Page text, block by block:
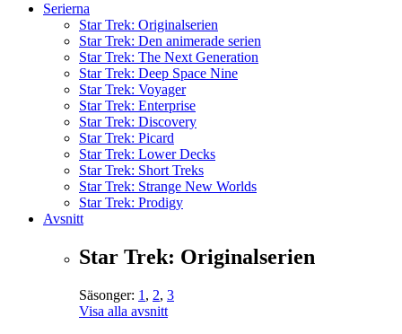
Serierna
Star Trek: Originalserien
Star Trek: Den animerade serien
Star Trek: The Next Generation
Star Trek: Deep Space Nine
Star Trek: Voyager
Star Trek: Enterprise
Star Trek: Discovery
Star Trek: Picard
Star Trek: Lower Decks
Star Trek: Short Treks
Star Trek: Strange New Worlds
Star Trek: Prodigy
Avsnitt
Star Trek: Originalserien
Säsonger: 1 , 2, 3
Visa alla avsnitt